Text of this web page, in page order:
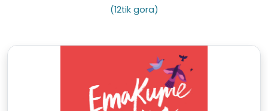
(12tik gora)